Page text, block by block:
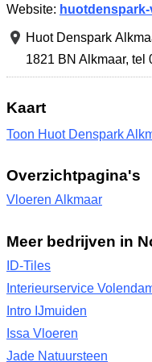
Website: huotdenspark-
Huot Denspark
1821 BN Alkmaar, tel
Kaart
Toon Huot Denspark
Overzichtpagina's
Vloeren Alkmaar
Meer bedrijven in
ID-Tiles
Interieurservice
Intro IJmuiden
Issa Vloeren
Jade Natuursteen